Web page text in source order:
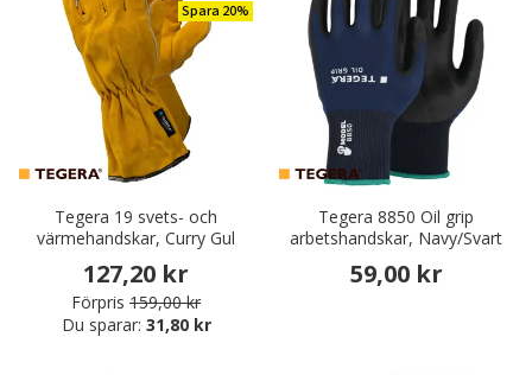
Spara 20%
Tegera 19 svets- och
värmehandskar, Curry Gul
127,20 kr
Förpris 159,00 kr
Du sparar: 31,80 kr
Tegera 8850 Oil grip
arbetshandskar, Navy/Svart
59,00 kr